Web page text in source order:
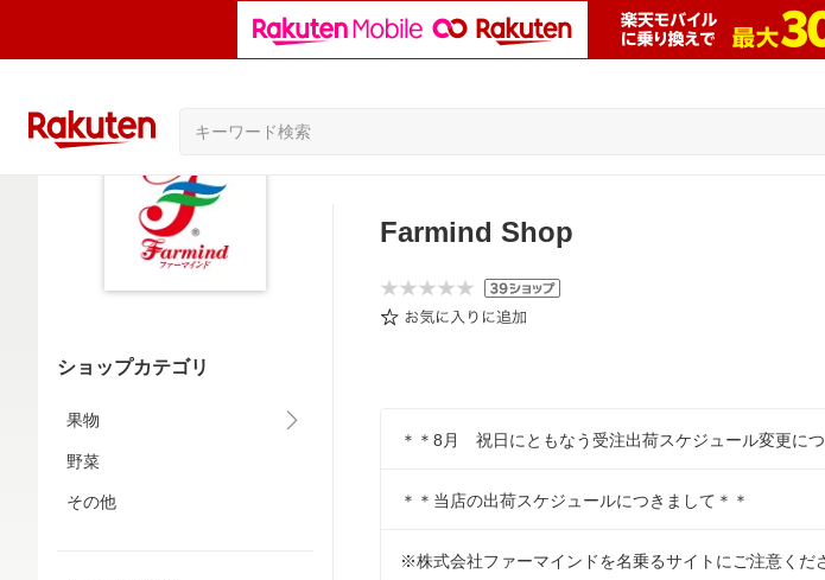
ショップカテゴリ
果物
野菜
その他
Farmind Shop
＊＊8月 祝日にともなう受注出荷スケジュール変更につ
＊＊当店の出荷スケジュールにつきまして＊＊
※株式会社ファーマインドを名乗るサイトにご注意くだ